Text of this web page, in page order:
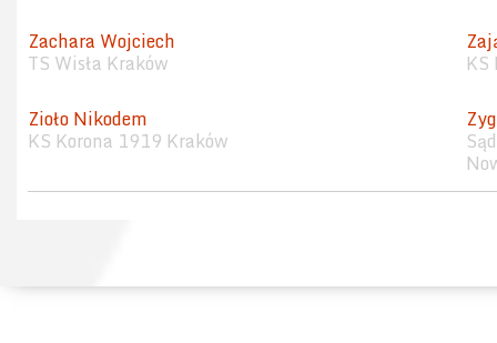
Zachara Wojciech
TS Wisła Kraków
Zioło Nikodem
KS Korona 1919 Kraków